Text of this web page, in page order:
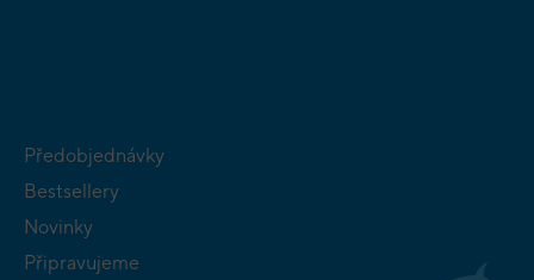
Předobjednávky
Bestsellery
Novinky
Připravujeme